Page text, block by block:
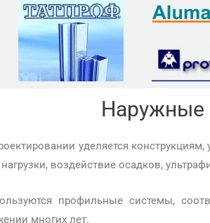
Наружные
уделяется
воздействие осадков,
профильные системы,
многих лет.